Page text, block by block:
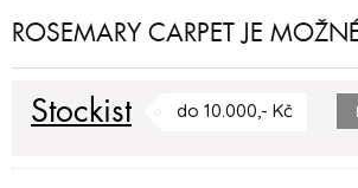
ROSEMARY CARPET JE
Stockist do 10.000,- Kč